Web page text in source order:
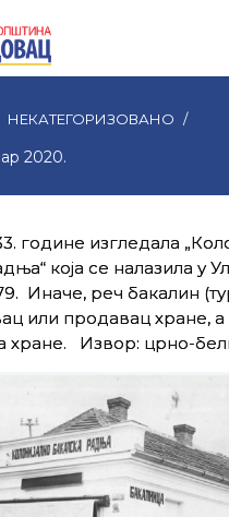
НЕКАТЕГОРИЗОВАНО /
2020.
године изгледала
која се налазила у
Иначе, реч бакалин
или продавац хране, а
хране. Извор: црно-